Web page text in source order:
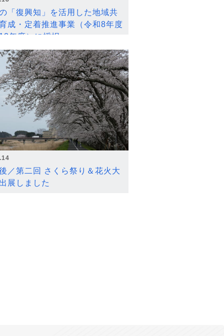
「復興知」を活用した地域共
成・定着推進事業（令和8年度
年度）に採択
／第二回 さくら祭り＆花火大
展しました